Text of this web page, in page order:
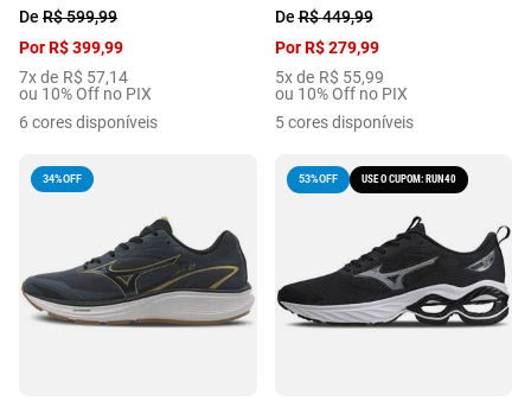
De R$599,99
PorR$399,99
7x de R$ 57,14
ou 10% Off no PIX
6 cores disponíveis
DeR$449,99
PorR$ 279,99
5x de R$ 55,99
ou 10% Off no PIX
5 cores disponíveis
34%OFF 53%OFF USE O CUPOM: RUN40